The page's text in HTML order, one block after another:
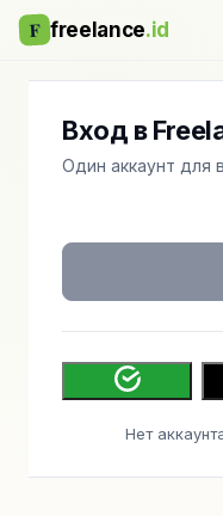
F freelance.id
Вход в
Один аккаунт для
Нет